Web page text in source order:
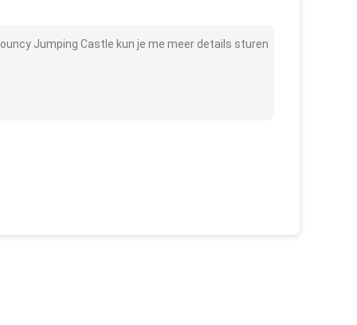
Jumping Castle kun je me meer details sturen